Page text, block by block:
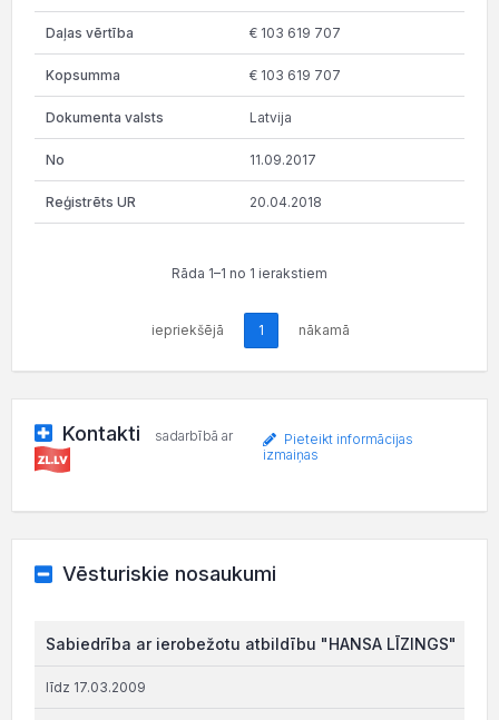
€ 103 619 707
€ 103 619 707
Latvija
11.09.2017
20.04.2018
Rāda 1–1 no 1 ierakstiem
iepriekšējā 1 nākamā
Kontakti sadarbībā ar
Pieteikt informācijas
izmaiņas
Vēsturiskie nosaukumi
Sabiedrība ar ierobežotu atbildību "HANSA LĪZINGS"
līdz 17.03.2009